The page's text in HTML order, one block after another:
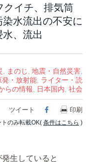
クイチ、排気筒
水流出の不安に
、流出
まのじ 地震・自然災害
発・放射能 ライター・読
らの情報
日本国内 社会
ツイート Facebook
印刷
トのみ転載OK( 条件はこちら )
生していると